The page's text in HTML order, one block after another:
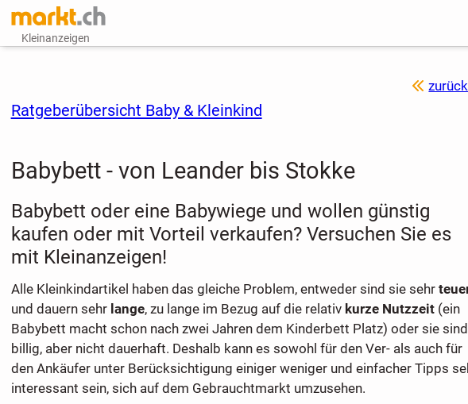
Kleinanzeigen
zurück
Ratgeberübersicht Baby & Kleinkind
Babybett - von Leander bis Stokke
Babybett oder eine Babywiege und wollen günstig
kaufen oder mit Vorteil verkaufen? Versuchen Sie es
mit Kleinanzeigen!
Alle Kleinkindartikel haben das gleiche Problem, entweder sind sie sehr
und dauern sehrlange, zu lange im Bezug auf die relativ kurze Nutzzeit (ein
Babybett macht schon nach zwei Jahren dem Kinderbett Platz) oder sie sind
billig, aber nicht dauerhaft. Deshalb kann es sowohl für den ­Ver- als auch für
den Ankäufer unter Berücksichtigung einiger weniger und einfacher Tipps
interessant sein, sich auf dem Gebrauchtmarkt umzusehen.